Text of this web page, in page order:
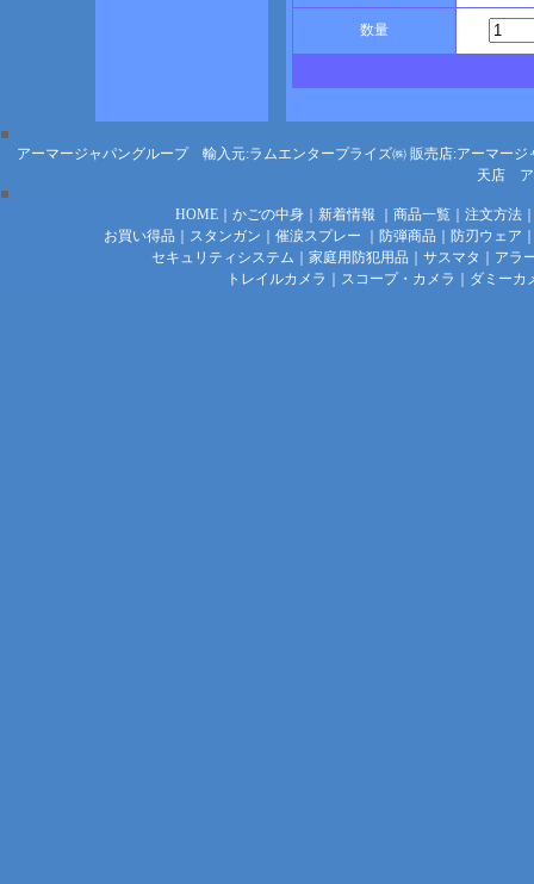
数量
アーマージャパングループ 輸入元:ラムエンタープライズ㈱ 販売店:アーマージ
天店
HOME｜ かごの中身｜ 新着情報 商品一覧｜ 注文方法
お買い得品
スタンガン 催涙スプレー 防弾商品 防刃ウェア
セキュリティシステム
家庭用防犯用品 サスマタ
アラ
トレイルカメラ
スコープ・カメラ ダミーカ